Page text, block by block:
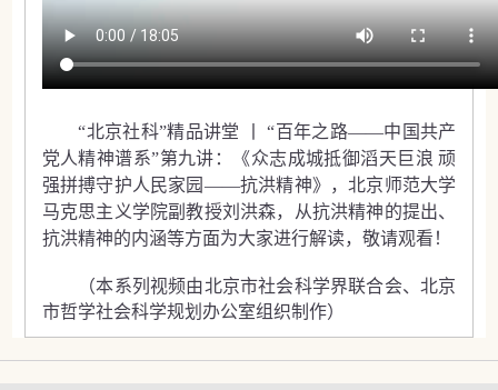
“北京社科”精品讲堂 丨 “百年之路——中国共产
党人精神谱系”第九讲：《众志成城抵御滔天巨浪 顽
强拼搏守护人民家园——抗洪精神》，北京师范大学
马克思主义学院副教授刘洪森，从抗洪精神的提出、
抗洪精神的内涵等方面为大家进行解读，敬请观看！
（本系列视频由北京市社会科学界联合会、北京
市哲学社会科学规划办公室组织制作）